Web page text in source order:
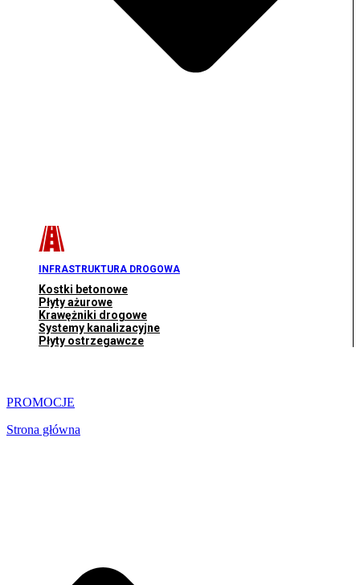
INFRASTRUKTURA DROGOWA
Kostki betonowe
Płyty ażurowe
Krawężniki drogowe
Systemy kanalizacyjne
Płyty ostrzegawcze
PROMOCJE
Strona główna